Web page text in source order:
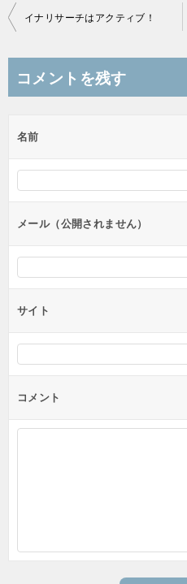
投
ビ
ー
シ
ン
イナリサーチはアクティブ！
コメントを残す
名前
メール（公開されません）
サイト
コメント